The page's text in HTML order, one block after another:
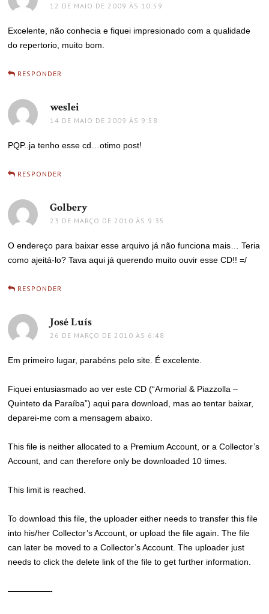
12 DE MAIO DE 2009 ÀS 10:59
Excelente, não conhecia e fiquei impresionado com a qualidade
do repertorio, muito bom.
RESPONDER
weslei
14 DE MAIO DE 2009 ÀS 9:58
PQP..ja tenho esse cd…otimo post!
RESPONDER
Golbery
23 DE MARÇO DE 2010 ÀS 9:35
O endereço para baixar esse arquivo já não funciona mais… Teria
como ajeitá-lo? Tava aqui já querendo muito ouvir esse CD!! =/
RESPONDER
José Luís
26 DE MARÇO DE 2010 ÀS 6:48
Em primeiro lugar, parabéns pelo site. É excelente.
Fiquei entusiasmado ao ver este CD (“Armorial & Piazzolla –
Quinteto da Paraíba”) aqui para download, mas ao tentar baixar,
deparei-me com a mensagem abaixo.
This file is neither allocated to a Premium Account, or a Collector’s
Account, and can therefore only be downloaded 10 times.
This limit is reached.
To download this file, the uploader either needs to transfer this file
into his/her Collector’s Account, or upload the file again. The file
can later be moved to a Collector’s Account. The uploader just
needs to click the delete link of the file to get further information.
—————-